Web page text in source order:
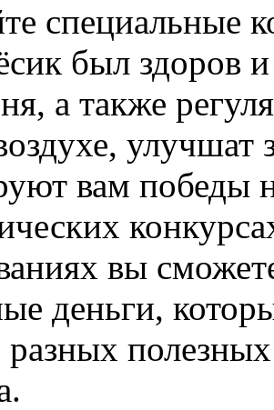
специальные
был здоров
а также
улучшат
вам победы
вы
деньги,